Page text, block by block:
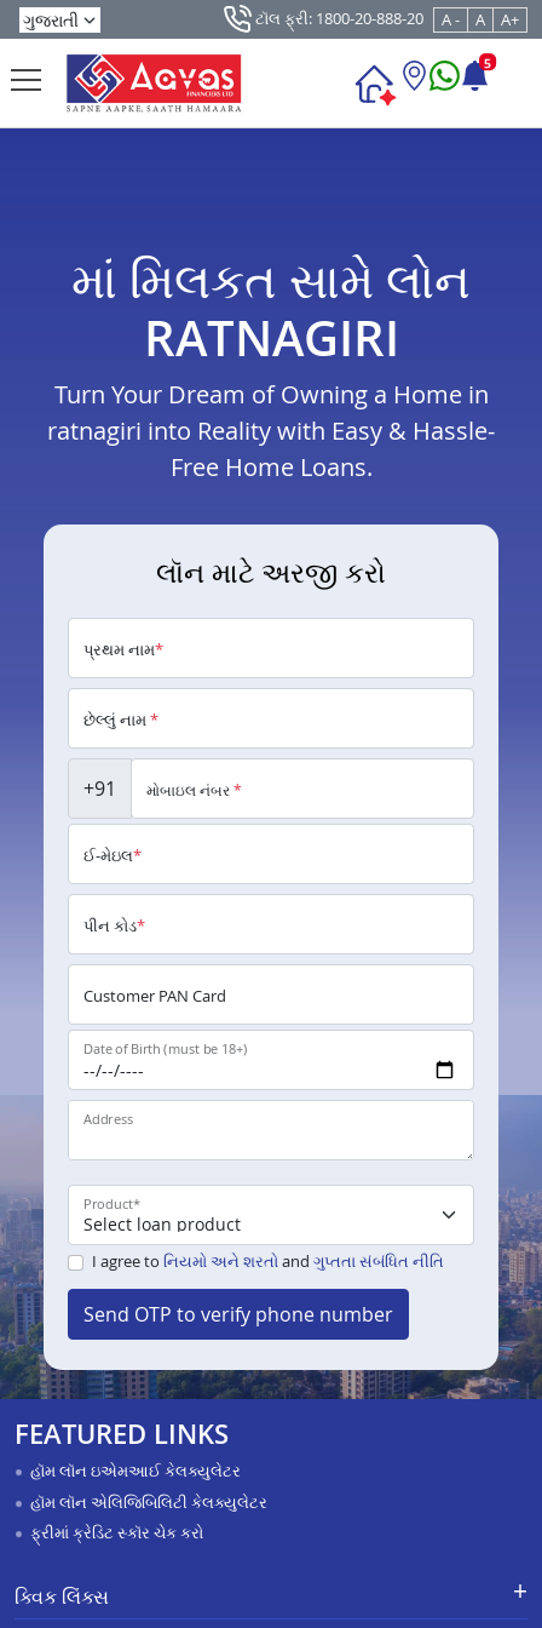
ટૉલ ફ્રી: 1800-20-888-20 A - A A+
5
માં મિલકત સામે લોન
RATNAGIRI
Turn Your Dream of Owning a Home in
ratnagiri into Reality with Easy & Hassle-
Free Home Loans.
લૉન માટે અરજી કરો
પ્રથમ નામ*
છેલ્લું નામ*
+91 મોબાઇલ નંબર*
ઈ-મેઇલ*
પીન કોડ*
Customer PAN Card
Date of Birth (must be 18+)
Address
Product*
I agree to નિયમો અને શરતોand ગુપ્તતા સંબંધિત નીતિ
Send OTP to verify phone number
FEATURED LINKS
હૉમ લૉન ઇએમઆઈ કેલક્યુલેટર
હૉમ લૉન એલિજિબિલિટી કેલક્યુલેટર
ફ્રીમાં ક્રેડિટ સ્કૉર ચેક કરો
ક્વિક લિંક્સ